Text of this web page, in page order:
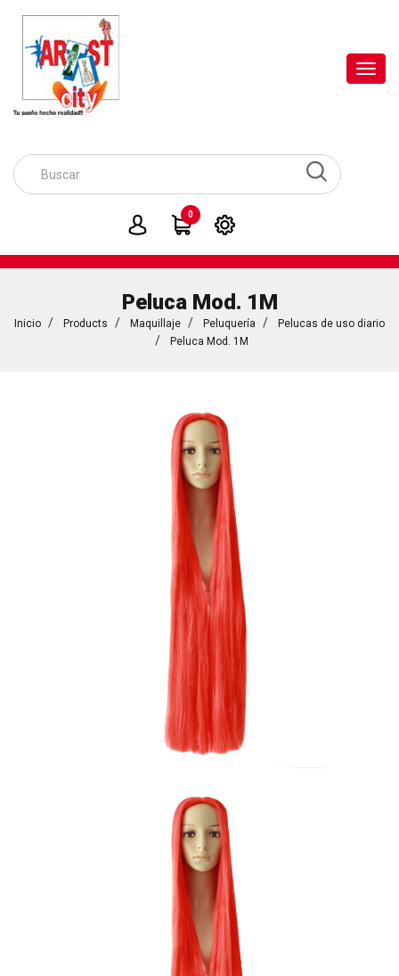
0
Peluca Mod. 1M
Inicio Products Maquillaje Peluquería
Pelucas de uso diario
Peluca Mod. 1M